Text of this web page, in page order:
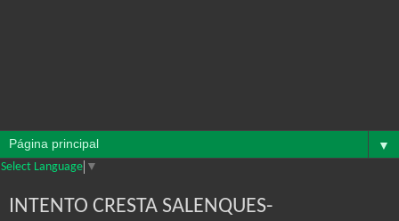
▼
Select Language ▼
INTENTO CRESTA SALENQUES-